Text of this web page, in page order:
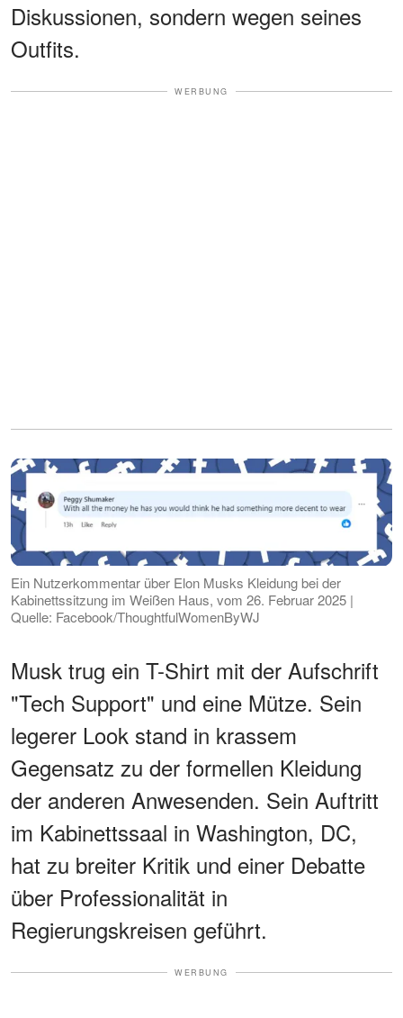
Diskussionen, sondern wegen seines
Outfits.
WERBUNG
Ein Nutzerkommentar über Elon Musks Kleidung bei der
Kabinettssitzung im Weißen Haus, vom 26. Februar 2025 |
Quelle: Facebook/ThoughtfulWomenByWJ
Musk trug ein T-Shirt mit der Aufschrift
"Tech Support" und eine Mütze. Sein
legerer Look stand in krassem
Gegensatz zu der formellen Kleidung
der anderen Anwesenden. Sein Auftritt
im Kabinettssaal in Washington, DC,
hat zu breiter Kritik und einer Debatte
über Professionalität in
Regierungskreisen geführt.
WERBUNG